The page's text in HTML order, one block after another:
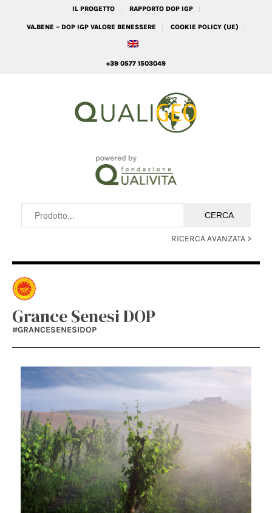
IL PROGETTO RAPPORTO DOP IGP
VA.BENE – DOP IGP VALORE BENESSERE COOKIE POLICY (UE)
+39 0577 1503049
RICERCA AVANZATA >
Grance Senesi DOP
#GRANCESENESIDOP